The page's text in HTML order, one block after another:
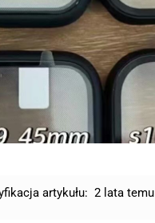
artykułu: 2 lata temu